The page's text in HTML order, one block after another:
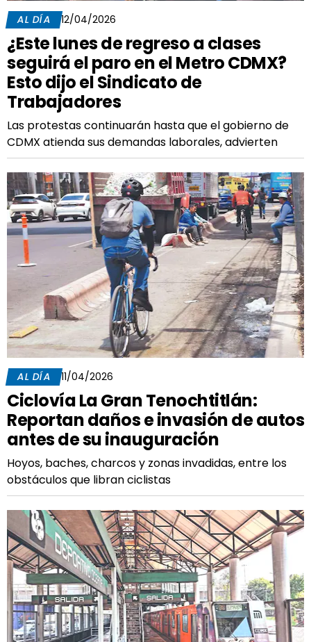
AL DÍA 12/04/2026
¿Este lunes de regreso a clases
seguirá el paro en el Metro CDMX?
Esto dijo el Sindicato de
Trabajadores
Las protestas continuarán hasta que el gobierno de
CDMX atienda sus demandas laborales, advierten
AL DÍA 11/04/2026
Ciclovía La Gran Tenochtitlán:
Reportan daños e invasión de autos
antes de su inauguración
Hoyos, baches, charcos y zonas invadidas, entre los
obstáculos que libran ciclistas